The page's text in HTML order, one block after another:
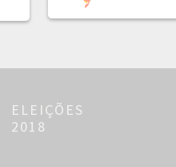
ELEIÇÕES
2018